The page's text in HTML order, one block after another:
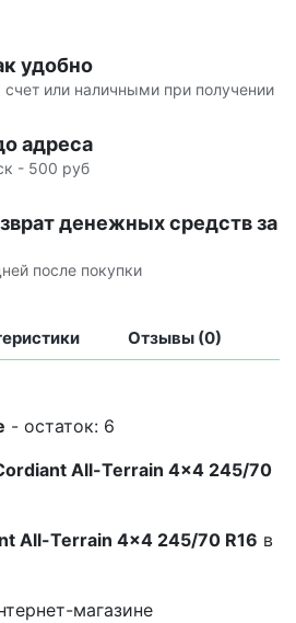
удобно
или наличными при получении
адреса
- 500 руб
денежных средств за
после покупки
Отзывы (0)
- остаток: 6
All-Terrain 4x4 245/70
All-Terrain 4x4 245/70 R16 в
магазине